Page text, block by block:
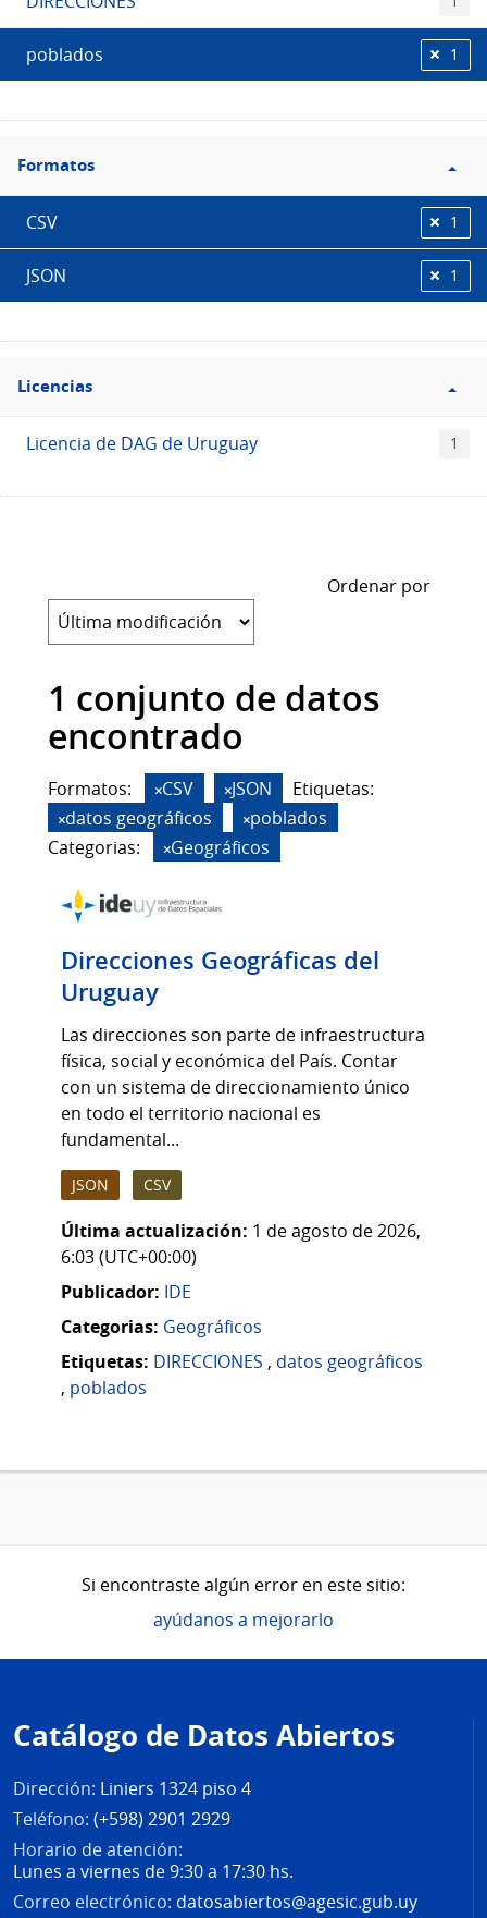
poblados 1
Filtro
Formatos
Formatos
CSV 1
JSON 1
Filtro
Licencias
Licencias
Licencia de DAG de Uruguay 1
Ordenar por
1 conjunto de datos
encontrado
Formatos: CSV JSON
Etiquetas:
datos geográficos
poblados
Categorias:
Geográficos
Direcciones Geográficas del
Uruguay
Las direcciones son parte de infraestructura
física, social y económica del País. Contar
con un sistema de direccionamiento único
en todo el territorio nacional es
fundamental...
JSON CSV
Última actualización: 1 de agosto de 2026,
6:03 (UTC+00:00)
Publicador: IDE
Categorias: Geográficos
Etiquetas: DIRECCIONES , datos geográficos
, poblados
Si encontraste algún error en este sitio:
ayúdanos a mejorarlo
de
página
Catálogo de Datos Abiertos
Dirección: Liniers 1324 piso 4
Teléfono: (+598) 2901 2929
Horario de atención:
Lunes a viernes de 9:30 a 17:30 hs.
Correo electrónico: datosabiertos@agesic.gub.uy